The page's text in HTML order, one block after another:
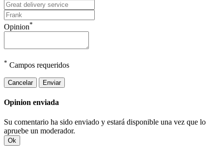
Opinion*
* Campos requeridos
Cancelar Enviar
Opinion enviada
Su comentario ha sido enviado y estará disponible una vez que lo
apruebe un moderador.
Ok